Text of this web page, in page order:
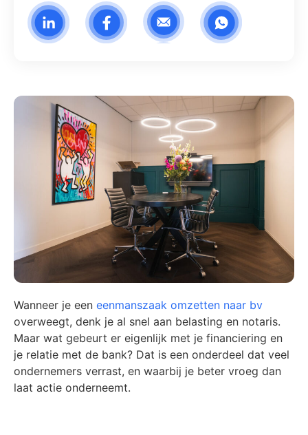
Wanneer je een eenmanszaak omzetten naar bv
overweegt, denk je al snel aan belasting en notaris.
Maar wat gebeurt er eigenlijk met je financiering en
je relatie met de bank? Dat is een onderdeel dat veel
ondernemers verrast, en waarbij je beter vroeg dan
laat actie onderneemt.